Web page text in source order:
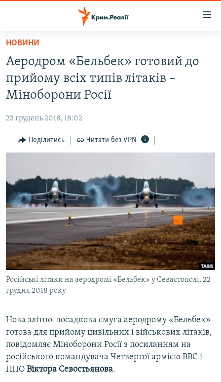
Перейти
основного
матеріалу
Перейти
до
основної
навігації
Перейти
до
ВОДА.КРИМ
ВІДЕО ТА ФОТО
БЛОГИ
ПОГЛЯД
ВСЕ ЗА ДЕНЬ
СПЕЦПРОЕКТИ
ДЕПОРТАЦІЯ
СВІДЧЕННЯ ОКУПАЦІЇ
УКРАЇНСЬКА ПРОБЛЕМА КРИМУ
ІНФОГРАФІКА
ЯК ОБІЙТИ БЛОКУВАННЯ
Русский
Qırımtatar
ДОЛУЧАЙСЯ!
Усі сайти RFE/RL
НОВИНИ
Аеродром «Бельбек» готовий до
прийому всіх типів літаків –
Міноборони Росії
23 грудень 2018, 18:02
Поділитись Читати без VPN
Російські літаки на аеродромі «Бельбек» у Севастополі, 22
грудня 2018 року
Нова злітно-посадкова смуга аеродрому «Бельбек»
готова для прийому цивільних і військових літаків,
повідомляє Міноборони Росії з посиланням на
російського командувача Четвертої армією ВВС і
ППО Віктора Севостьянова.